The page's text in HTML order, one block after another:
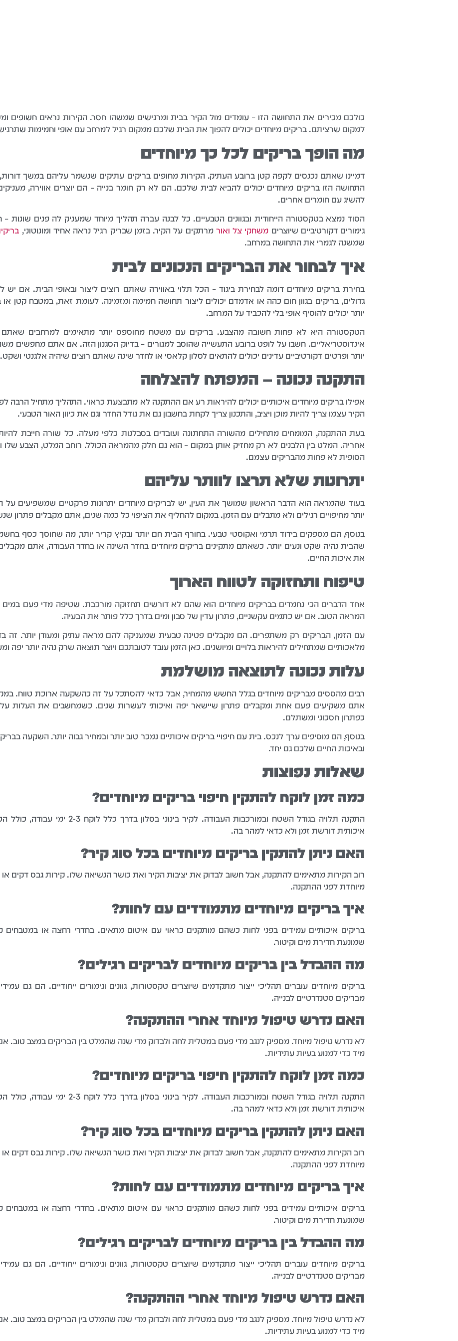
כולכם מכירים את התחושה הזו – עומדים מול הקיר בבית ומרגישים שמשהו חסר. הקירות נראים חשופים
למקום שרציתם. בריקים מיוחדים יכולים להפוך את הבית שלכם ממקום רגיל למרחב עם אופי וחמימות
מה הופך בריקים לכל כך מיוחדים
דמיינו שאתם נכנסים לקפה קטן ברובע העתיק. הקירות מחופים בריקים עתיקים שנשמר עליהם במשך
התחושה הזו בריקים מיוחדים יכולים להביא לבית שלכם. הם לא רק חומר בנייה – הם יוצרים אווירה,
להשיג עם חומרים אחרים.
הסוד נמצא בטקסטורה הייחודית ובגוונים הטבעיים. כל לבנה עברה תהליך מיוחד שמעניק לה פנים שונות
גימורים דקורטיביים שיוצרים משחקי צל ואור מרתקים על הקיר. בזמן שבריק רגיל נראה אחיד ומונוטוני,
שמשנה לגמרי את התחושה במרחב.
איך לבחור את הבריקים הנכונים לבית
בחירת בריקים מיוחדים דומה לבחירת ביגוד – הכל תלוי באווירה שאתם רוצים ליצור ובאופי הבית. אם יש
גדולים, בריקים בגוון חום כהה או אדמדם יכולים ליצור תחושה חמימה ומזמינה. לעומת זאת, במטבח קטן או
יותר יכולים להוסיף אופי בלי להכביד על המרחב.
הטקסטורה היא לא פחות חשובה מהצבע. בריקים עם משטח מחוספס יותר מתאימים למרחבים שאתם
אינדוסטריאליים. חשבו על לופט ברובע התעשייה שהוסב למגורים – בדיוק הסגנון הזה. אם אתם מחפשים
יותר ופרטים דקורטיביים עדינים יכולים להתאים לסלון קלאסי או לחדר שינה שאתם רוצים שיהיה אלגנטי ושקט.
התקנה נכונה – המפתח להצלחה
אפילו בריקים מיוחדים איכותיים יכולים להיראות רע אם ההתקנה לא מתבצעת כראוי. התהליך מתחיל הרבה
הקיר עצמו צריך להיות מוכן ויציב, והתכנון צריך לקחת בחשבון גם את גודל החדר וגם את כיוון האור הטבעי.
בעת ההתקנה, המומחים מתחילים מהשורה התחתונה ועובדים בסבלנות כלפי מעלה. כל שורה חייבת
אחריה. המלט בין הלבנים לא רק מחזיק אותן במקום – הוא גם חלק מהמראה הכולל. רוחב המלט, הצבע
הסופית לא פחות מהבריקים עצמם.
יתרונות שלא תרצו לוותר עליהם
בעוד שהמראה הוא הדבר הראשון שמושך את העין, יש לבריקים מיוחדים יתרונות פרקטיים שמשפיעים על
יותר מחיפויים רגילים ולא מתבלים עם הזמן. במקום להחליף את הציפוי כל כמה שנים, אתם מקבלים פתרון
בנוסף, הם מספקים בידוד תרמי ואקוסטי טבעי. בחורף הבית חם יותר ובקיץ קריר יותר, מה שחוסך כסף
שהבית נהיה שקט ונעים יותר. כשאתם מתקינים בריקים מיוחדים בחדר השינה או בחדר העבודה, אתם מקבלים
את איכות החיים.
טיפוח ותחזוקה לטווח הארוך
אחד הדברים הכי נחמדים בבריקים מיוחדים הוא שהם לא דורשים תחזוקה מורכבת. שטיפה מדי פעם
המראה הטוב. אם יש כתמים עקשניים, פתרון עדין של סבון ומים בדרך כלל פותר את הבעיה.
עם הזמן, הבריקים רק משתפרים. הם מקבלים פטינה טבעית שמעניקה להם מראה עתיק ומעודן יותר. זה
מלאכותיים שמתחילים להיראות בלויים ומיושנים. כאן הזמן עובד לטובתכם ויוצר תוצאה שרק נהיה יותר יפה
עלות נכונה לתוצאה מושלמת
רבים מהססים מבריקים מיוחדים בגלל החשש מהמחיר, אבל כדאי להסתכל על זה כהשקעה ארוכת טווח.
אתם משקיעים פעם אחת ומקבלים פתרון שיישאר יפה ואיכותי לעשרות שנים. כשמחשבים את העלות על
כפתרון חסכוני ומשתלם.
בנוסף, הם מוסיפים ערך לנכס. בית עם חיפויי בריקים איכותיים נמכר טוב יותר ובמחיר גבוה יותר. השקעה
ובאיכות החיים שלכם גם יחד.
שאלות נפוצות
כמה זמן לוקח להתקין חיפוי בריקים מיוחדים?
התקנה תלויה בגודל השטח ובמורכבות העבודה.
איכותית דורשת זמן ולא כדאי למהר בה.
האם ניתן להתקין בריקים מיוחדים בכל סוג קיר?
רוב הקירות מתאימים להתקנה, אבל חשוב לבדוק את יציבות הקיר ואת כושר הנשיאה שלו. קירות גבס דקים
מיוחדת לפני ההתקנה.
איך בריקים מיוחדים מתמודדים עם לחות?
בריקים איכותיים עמידים בפני לחות כשהם מותקנים כראוי עם איטום מתאים. בחדרי רחצה או
שמונעת חדירת מים וקיטור.
מה ההבדל בין בריקים מיוחדים לבריקים רגילים?
בריקים מיוחדים עוברים תהליכי ייצור מתקדמים שיוצרים טקסטורות, גוונים וגימורים ייחודיים. הם גם
מבריקים סטנדרטיים לבנייה.
האם נדרש טיפול מיוחד אחרי ההתקנה?
לא נדרש טיפול מיוחד. מספיק לנגב מדי פעם במטלית לחה ולבדוק מדי שנה שהמלט בין הבריקים במצב טוב.
מיד כדי למנוע בעיות עתידיות.
כמה זמן לוקח להתקין חיפוי בריקים מיוחדים?
התקנה תלויה בגודל השטח ובמורכבות העבודה.
איכותית דורשת זמן ולא כדאי למהר בה.
האם ניתן להתקין בריקים מיוחדים בכל סוג קיר?
רוב הקירות מתאימים להתקנה, אבל חשוב לבדוק את יציבות הקיר ואת כושר הנשיאה שלו. קירות גבס דקים
מיוחדת לפני ההתקנה.
איך בריקים מיוחדים מתמודדים עם לחות?
בריקים איכותיים עמידים בפני לחות כשהם מותקנים כראוי עם איטום מתאים. בחדרי רחצה או
שמונעת חדירת מים וקיטור.
מה ההבדל בין בריקים מיוחדים לבריקים רגילים?
בריקים מיוחדים עוברים תהליכי ייצור מתקדמים שיוצרים טקסטורות, גוונים וגימורים ייחודיים. הם גם
מבריקים סטנדרטיים לבנייה.
האם נדרש טיפול מיוחד אחרי ההתקנה?
לא נדרש טיפול מיוחד. מספיק לנגב מדי פעם במטלית לחה ולבדוק מדי שנה שהמלט בין הבריקים במצב טוב.
מיד כדי למנוע בעיות עתידיות.